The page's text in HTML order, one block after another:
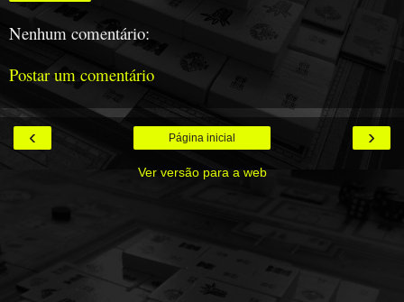
Nenhum comentário:
Postar um comentário
‹ ›
Página inicial
Ver versão para a web